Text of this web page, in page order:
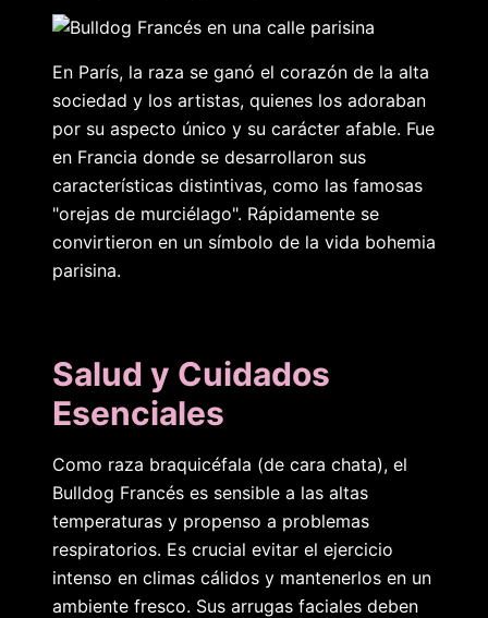
En París, la raza se ganó el corazón de la alta
sociedad y los artistas, quienes los adoraban
por su aspecto único y su carácter afable. Fue
en Francia donde se desarrollaron sus
características distintivas, como las famosas
"orejas de murciélago". Rápidamente se
convirtieron en un símbolo de la vida bohemia
parisina.
Salud y Cuidados
Esenciales
Como raza braquicéfala (de cara chata), el
Bulldog Francés es sensible a las altas
temperaturas y propenso a problemas
respiratorios. Es crucial evitar el ejercicio
intenso en climas cálidos y mantenerlos en un
ambiente fresco. Sus arrugas faciales deben